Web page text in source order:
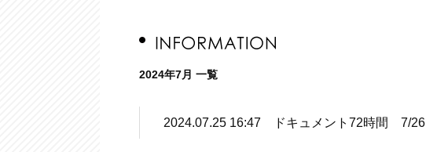
2024年7月 一覧
2024.07.25 16:47 ドキュメント72時間 7/26